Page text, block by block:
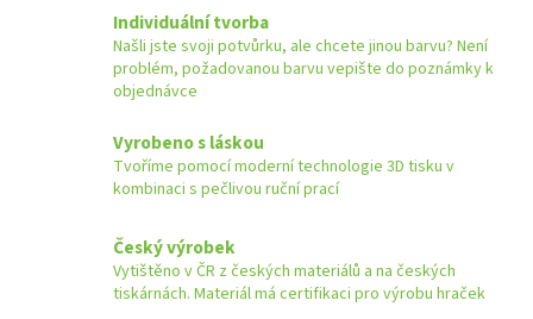
Individuální tvorba
Našli jste svoji potvůrku, ale chcete jinou barvu? Není
problém, požadovanou barvu vepište do poznámky k
objednávce
Vyrobeno s láskou
Tvoříme pomocí moderní technologie 3D tisku v
kombinaci s pečlivou ruční prací
Český výrobek
Vytištěno v ČR z českých materiálů a na českých
tiskárnách. Materiál má certifikaci pro výrobu hraček